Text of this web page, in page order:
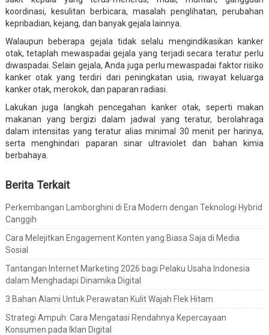
koordinasi, kesulitan berbicara, masalah penglihatan, perubahan
kepribadian, kejang, dan banyak gejala lainnya.
Walaupun beberapa gejala tidak selalu mengindikasikan kanker
otak, tetaplah mewaspadai gejala yang terjadi secara teratur perlu
diwaspadai. Selain gejala, Anda juga perlu mewaspadai faktor risiko
kanker otak yang terdiri dari peningkatan usia, riwayat keluarga
kanker otak, merokok, dan paparan radiasi.
Lakukan juga langkah pencegahan kanker otak, seperti makan
makanan yang bergizi dalam jadwal yang teratur, berolahraga
dalam intensitas yang teratur alias minimal 30 menit per harinya,
serta menghindari paparan sinar ultraviolet dan bahan kimia
berbahaya.
Berita Terkait
Perkembangan Lamborghini di Era Modern dengan Teknologi Hybrid
Canggih
Cara Melejitkan Engagement Konten yang Biasa Saja di Media
Sosial
Tantangan Internet Marketing 2026 bagi Pelaku Usaha Indonesia
dalam Menghadapi Dinamika Digital
3 Bahan Alami Untuk Perawatan Kulit Wajah Flek Hitam
Strategi Ampuh: Cara Mengatasi Rendahnya Kepercayaan
Konsumen pada Iklan Digital